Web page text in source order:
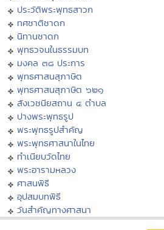
ประวัติพระพุทธสาวก
ทศชาติชาดก
นิทานชาดก
พุทธวจนในธรรมบท
มงคล ๓๘ ประการ
พุทธศาสนสุภาษิต
พุทธศาสนสุภาษิต ๖๒๑
สังเวชนียสถาน ๔ ตำบล
ปางพระพุทธรูป
พระพุทธรูปสำคัญ
พระพุทธศาสนาในไทย
ทำเนียบวัดไทย
พระอารามหลวง
ศาสนพิธี
อุปสมบทพิธี
วันสำคัญทางศาสนา